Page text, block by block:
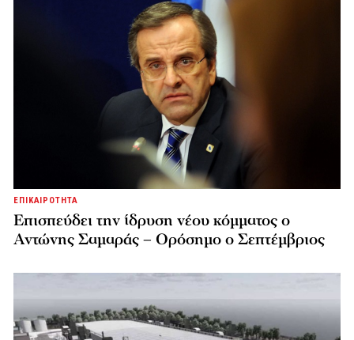
ΕΠΙΚΑΙΡΟΤΗΤΑ
Επισπεύδει την ίδρυση νέου κόμματος o
Αντώνης Σαμαράς – Ορόσημο ο Σεπτέμβριος